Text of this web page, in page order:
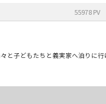
55978 PV
と子どもたちと義実家へ泊りに